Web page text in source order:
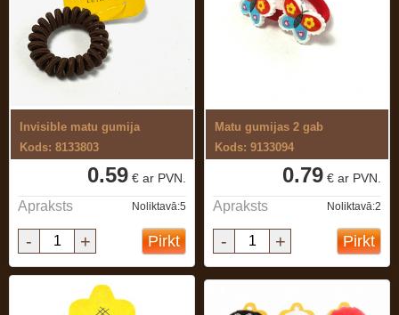
Invisible matu gumija
Kods: 8133803
0.59 € ar PVN.
Apraksts Noliktavā:5
- + Pirkt
Matu gumijas 2 gab
Kods: 9133094
0.79 € ar PVN.
Apraksts Noliktavā:2
- + Pirkt